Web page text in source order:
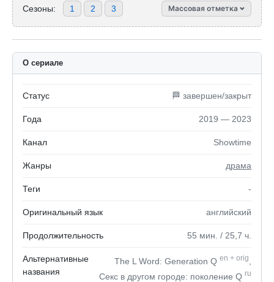
Сезоны: 1 2 3 Массовая отметка
О сериале
Статус 🏁 завершен/закрыт
Года 2019 — 2023
Канал Showtime
Жанры драма
Теги -
Оригинальный язык английский
Продолжительность 55 мин. / 25,7 ч.
Альтернативные
названия
The L Word: Generation Q en + orig
Секс в другом городе: поколение Q ru